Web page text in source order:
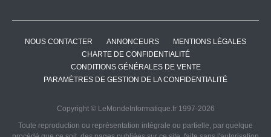
NOUS CONTACTER ANNONCEURS
MENTIONS LÉGALES
CHARTE DE CONFIDENTIALITÉ
CONDITIONS GÉNÉRALES DE VENTE
PARAMÈTRES DE GESTION DE LA CONFIDENTIALITÉ
Copyright © LeMondeInformatique.fr 1997-2026
Toute reproduction ou représentation intégrale ou partielle, par quelque